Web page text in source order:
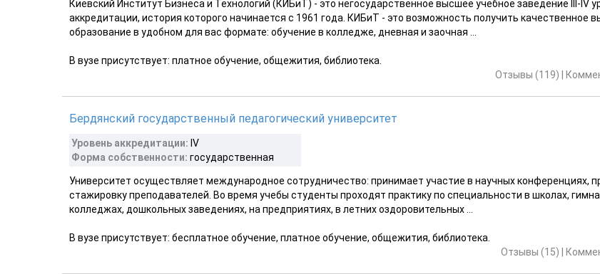
Киевский Институт Бизнеса и Технологий (КИБиТ) - это негосударственное высшее учебное заведение III-IV
аккредитации, история которого начинается с 1961 года. КИБиТ - это возможность получить качественное
образование в удобном для вас формате: обучение в колледже, дневная и заочная ...
В вузе присутствует: платное обучение, общежития, библиотека.
Отзывы (119)
Бердянский государственный педагогический университет
Уровень аккредитации: ІV
Форма собственности: государственная
Университет осуществляет международное сотрудничество: принимает участие в научных конференциях,
стажировку преподавателей. Во время учебы студенты проходят практику по специальности в школах,
колледжах, дошкольных заведениях, на предприятиях, в летних оздоровительных ...
В вузе присутствует: бесплатное обучение, платное обучение, общежития, библиотека.
Отзывы (15)